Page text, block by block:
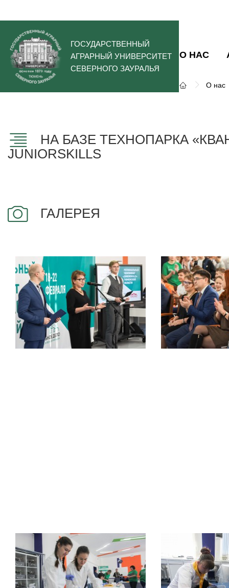
ГОСУДАРСТВЕННЫЙ
АГРАРНЫЙ УНИВЕРСИТЕТ
СЕВЕРНОГО ЗАУРАЛЬЯ
О НАС
О нас
НА БАЗЕ ТЕХНОПАРКА
JUNIORSKILLS
ГАЛЕРЕЯ